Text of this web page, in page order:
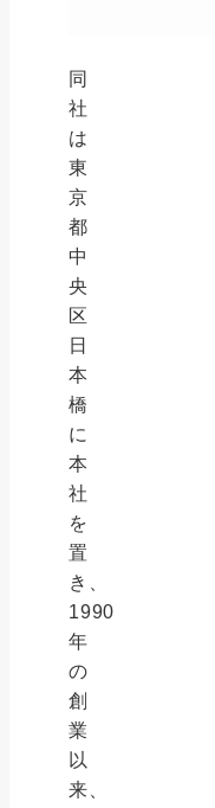
同
社
は
東
京
都
中
央
区
日
本
橋
に
本
社
を
置
き、
1990
年
の
創
業
以
来、